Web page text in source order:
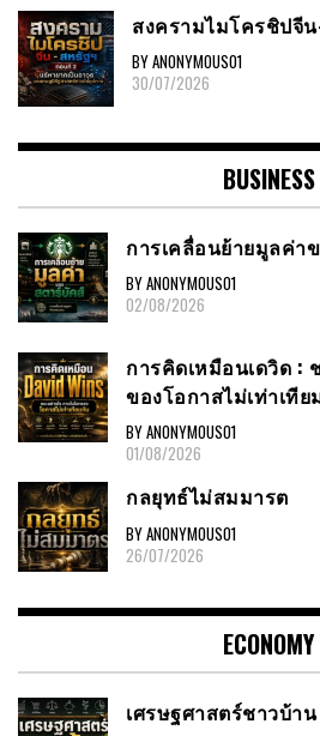
สงครามไมโครชิปจี
BY ANONYMOUS01
30/07/2026
BUSINESS
การเคลื่อนย้ายมูลค่า
BY ANONYMOUS01
02/08/2026
การคิดเหมือนเดวิด :
ของโอกาสไม่เท่าเที
BY ANONYMOUS01
01/08/2026
กลยุทธ์ไม่สมมารต
BY ANONYMOUS01
26/07/2026
ECONOMY
เศรษฐศาสตร์ชาวบ้าน